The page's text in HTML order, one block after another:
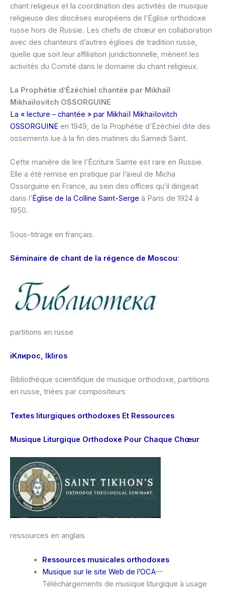
chant religieux et la coordination des activités de musique
religieuse des diocèses européens de l’Église orthodoxe
russe hors de Russie. Les chefs de chœur en collaboration
avec des chanteurs d’autres églises de tradition russe,
quelle que soit leur affiliation juridictionnelle, mènent les
activités du Comité dans le domaine du chant religieux.
La Prophétie d’Ézéchiel chantée par Mikhaïl
Mikhaïlovitch OSSORGUINE
La « lecture – chantée » par Mikhaïl Mikhaïlovitch
OSSORGUINE en 1949, de la Prophétie d’Ézéchiel dite des
ossements lue à la fin des matines du Samedi Saint.
Cette manière de lire l’Écriture Sainte est rare en Russie.
Elle a été remise en pratique par l’aïeul de Micha
Ossorguine en France, au sein des offices qu’il dirigeait
dans l’Église de la Colline Saint-Serge à Paris de 1924 à
1950.
Sous-titrage en français.
Séminaire de chant de la régence de Moscou:
partitions en russe
iKлирос, Ikliros
Bibliothèque scientifique de musique orthodoxe, partitions
en russe, triées par compositeurs
Textes liturgiques orthodoxes Et Ressources
Musique Liturgique Orthodoxe Pour Chaque Chœur
ressources en anglais
Ressources musicales orthodoxes
Musique sur le site Web de l’OCA—
Téléchargements de musique liturgique à usage